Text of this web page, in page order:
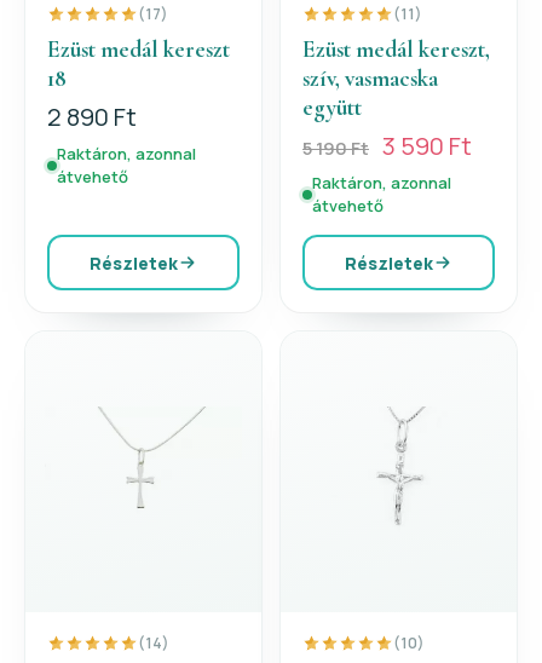
(17)
Ezüst medál kereszt
18
2 890 Ft
Raktáron, azonnal
átvehető
Részletek
(11)
Ezüst medál kereszt,
szív, vasmacska
együtt
5 190 Ft 3 590 Ft
Raktáron, azonnal
átvehető
Részletek
(14) (10)